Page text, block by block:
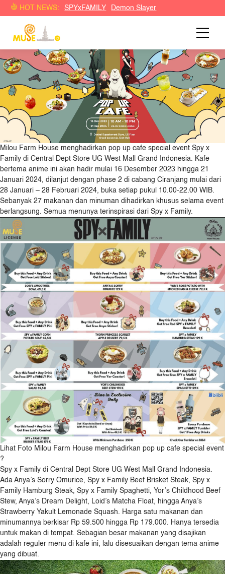
HOT NEWS: SPYxFAMILY Demon Slayer
SPY×FAMILY POP UP CAFE di MILOU FARM HOUSE
Indonesia
Milou Farm House menghadirkan pop up cafe special event Spy x
Family di Central Dept Store UG West Mall Grand Indonesia. Kafe
bertema anime ini akan hadir mulai 16 Desember 2023 hingga 21
Januari 2024, dilanjut dengan phase 2 di cabang Ciranjang mulai dari
28 Januari – 28 Februari 2024, buka setiap pukul 10.00-22.00 WIB.
Sebanyak 27 makanan dan minuman dihadirkan khusus selama event
berlangsung. Semua menunya terinspirasi dari Spy x Family.
Lihat Foto Milou Farm House menghadirkan pop up cafe special event
?
Spy x Family di Central Dept Store UG West Mall Grand Indonesia.
Ada Anya’s Sorry Omurice, Spy x Family Beef Brisket Steak, Spy x
Family Hamburg Steak, Spy x Family Spaghetti, Yor’s Childhood Beef
Stew, Anya’s Dream Delight, Loid’s Matcha Float, hingga Anya’s
Strawberry Yakult Lemonade Squash. Harga satu makanan dan
minumannya berkisar Rp 59.500 hingga Rp 179.000. Hanya tersedia
untuk makan di tempat. Sebagian besar makanan yang disajikan
adalah reguler menu di kafe ini, lalu disesuaikan dengan tema anime
yang dibuat.